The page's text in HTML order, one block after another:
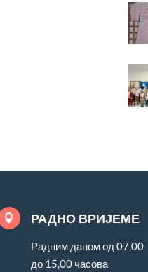
 РАДНО ВРИЈЕМЕ
Радним даном од 07,00
до 15,00 часова